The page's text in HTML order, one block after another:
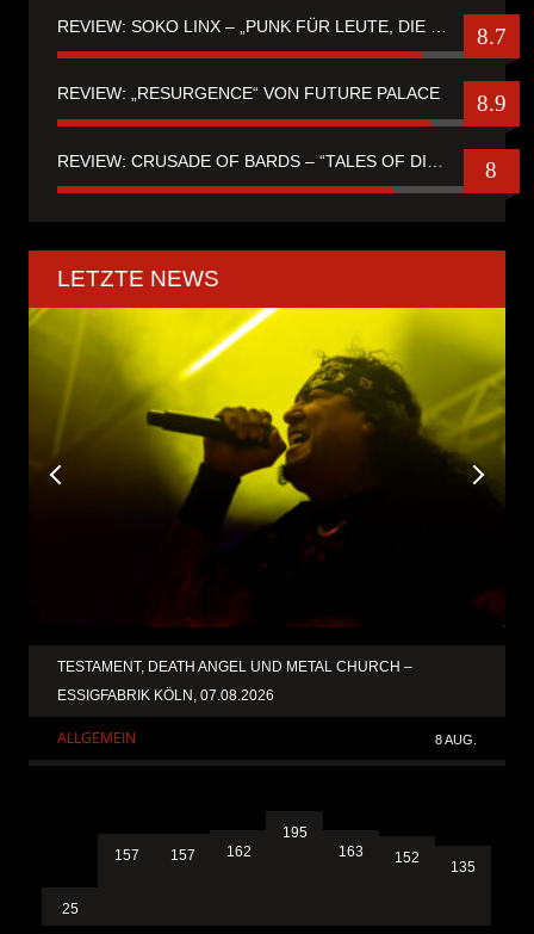
8.7
REVIEW: „RESURGENCE“ VON FUTURE PALACE 8.9
8
LETZTE NEWS
TESTAMENT, DEATH ANGEL UND METAL CHURCH –
ESSIGFABRIK KÖLN, 07.08.2026
ALLGEMEIN 8 AUG.
25
157 157 162
195
163 152
135